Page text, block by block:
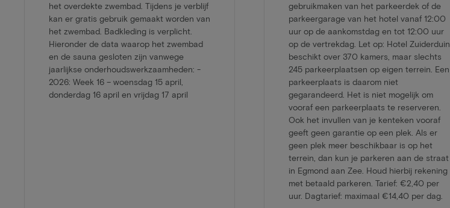
het overdekte zwembad. Tijdens je verblijf
kan er gratis gebruik gemaakt worden van
het zwembad. Badkleding is verplicht.
Hieronder de data waarop het zwembad
en de sauna gesloten zijn vanwege
jaarlijkse onderhoudswerkzaamheden: -
2026: Week 16 – woensdag 15 april,
donderdag 16 april en vrijdag 17 april
gebruikmaken van het parkeerdek of de
parkeergarage van het hotel vanaf 12:00
uur op de aankomstdag en tot 12:00 uur
op de vertrekdag. Let op: Hotel Zuiderduin
beschikt over 370 kamers, maar slechts
245 parkeerplaatsen op eigen terrein. Een
parkeerplaats is daarom niet
gegarandeerd. Het is niet mogelijk om
vooraf een parkeerplaats te reserveren.
Ook het invullen van je kenteken vooraf
geeft geen garantie op een plek. Als er
geen plek meer beschikbaar is op het
terrein, dan kun je parkeren aan de straat
in Egmond aan Zee. Houd hierbij rekening
met betaald parkeren. Tarief: €2,40 per
uur. Dagtarief: maximaal €14,40 per dag.